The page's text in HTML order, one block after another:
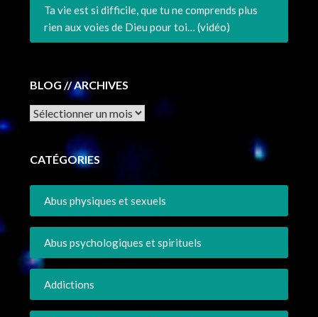
Ta vie est si difficile, que tu ne comprends plus
rien aux voies de Dieu pour toi… (vidéo)
BLOG // ARCHIVES
Archives
CATÉGORIES
Abus physiques et sexuels
Abus psychologiques et spirituels
Addictions